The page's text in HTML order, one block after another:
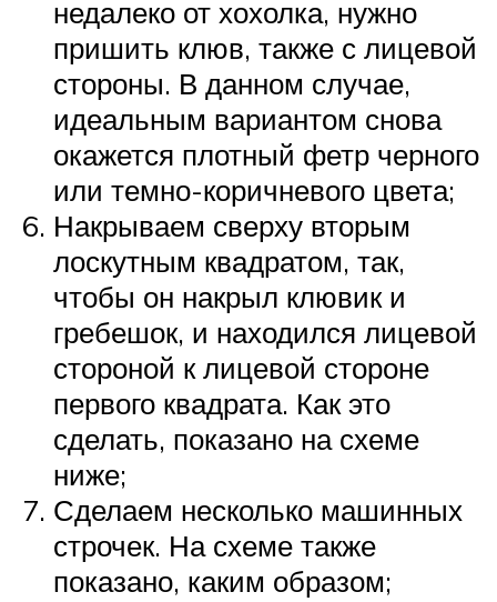
недалеко от хохолка, нужно
пришить клюв, также с лицевой
стороны. В данном случае,
идеальным вариантом снова
окажется плотный фетр черного
или темно-коричневого цвета;
Накрываем сверху вторым
лоскутным квадратом, так,
чтобы он накрыл клювик и
гребешок, и находился лицевой
стороной к лицевой стороне
первого квадрата. Как это
сделать, показано на схеме
ниже;
Сделаем несколько машинных
строчек. На схеме также
показано, каким образом;